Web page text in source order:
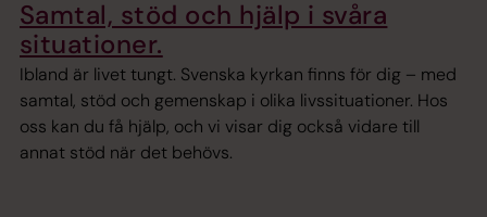
Samtal, stöd och hjälp i svåra
situationer.
Ibland är livet tungt. Svenska kyrkan finns för dig – med
samtal, stöd och gemenskap i olika livssituationer. Hos
oss kan du få hjälp, och vi visar dig också vidare till
annat stöd när det behövs.